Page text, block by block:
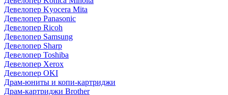
Девелопер Kyocera Mita
Девелопер Panasonic
Девелопер Ricoh
Девелопер Samsung
Девелопер Sharp
Девелопер Toshiba
Девелопер Xerox
Девелопер OKI
Драм-юниты и копи-картриджи
Драм-картриджи Brother